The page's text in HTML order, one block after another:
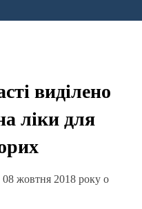
виділено
ліки для
08 жовтня 2018 року о